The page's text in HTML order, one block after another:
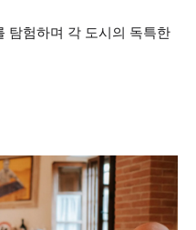
탐험하며 각 도시의 독특한